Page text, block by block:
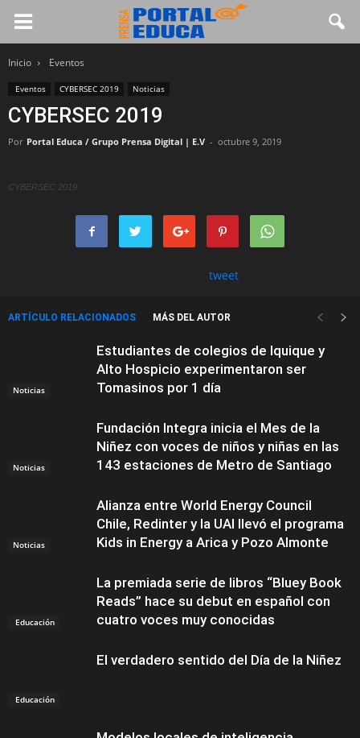
Inicio Eventos
Eventos CYBERSEC 2019 Noticias
CYBERSEC 2019
Por Portal Educa / Grupo Prensa Digital | E.V - octubre 9, 2019
CYBERSEC 2019
tweet
ARTÍCULO RELACIONADOS MÁS DEL AUTOR
Noticias
Estudiantes de colegios de Iquique y
Alto Hospicio experimentaron ser
Tomasinos por 1 día
Noticias
Fundación Integra inicia el Mes de la
Niñez con voces de niños y niñas en las
143 estaciones de Metro de Santiago
Noticias
Alianza entre World Energy Council
Chile, Redinter y la UAI llevó el programa
Kids in Energy a Arica y Pozo Almonte
Educación
La premiada serie de libros “Bluey Book
Reads” hace su debut en español con
cuatro voces muy conocidas
Educación
El verdadero sentido del Día de la Niñez